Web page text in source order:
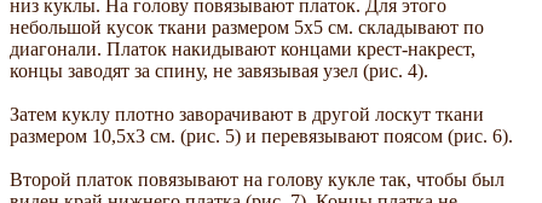
низ куклы. На голову повязывают платок. Для этого
небольшой кусок ткани размером 5х5 см. складывают по
диагонали. Платок накидывают концами крест-накрест,
концы заводят за спину, не завязывая узел (рис. 4).
Затем куклу плотно заворачивают в другой лоскут ткани
размером 10,5х3 см. (рис. 5) и перевязывают поясом (рис. 6).
Второй платок повязывают на голову кукле так, чтобы был